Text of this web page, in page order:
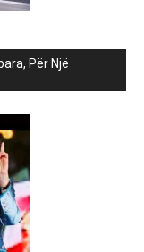
Për Një